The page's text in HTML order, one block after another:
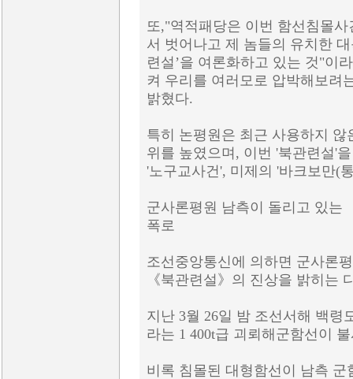
또,"역적패당은 이번 함선침몰
서 벗어나고 제 놈들의 유치한
련설’을 여론화하고 있는 것"이
켜 우리를 여러모로 압박해보려
밝혔다.
특히 논평원은 최근 사용하지
위를 높였으며, 이번 '북관련설'
'노구교사건', 미제의 '바크보만(
군사론평원 남측이 돌리고 있는
폭로
조선중앙통신에 의하면 군사론
《북관련설》의 진상을 밝히는
지난 3월 26일 밤 조선서해 백령
라는 1 400t급 괴뢰해군함선이
비록 침몰된 대형함선이 남측